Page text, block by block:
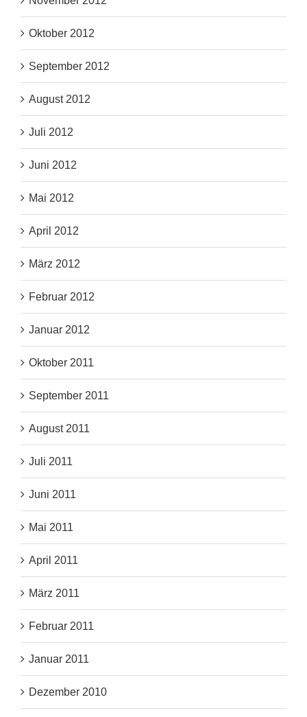
Oktober 2012
September 2012
August 2012
Juli 2012
Juni 2012
Mai 2012
April 2012
März 2012
Februar 2012
Januar 2012
Oktober 2011
September 2011
August 2011
Juli 2011
Juni 2011
Mai 2011
April 2011
März 2011
Februar 2011
Januar 2011
Dezember 2010